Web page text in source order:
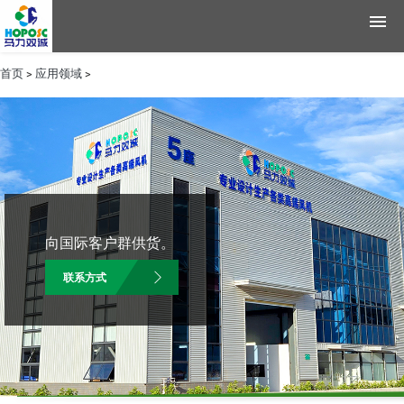
产品
资料
新闻
公司简介
联系方式
English Chinese
首页> 应用领域>
向国际客户群供货。
联系方式